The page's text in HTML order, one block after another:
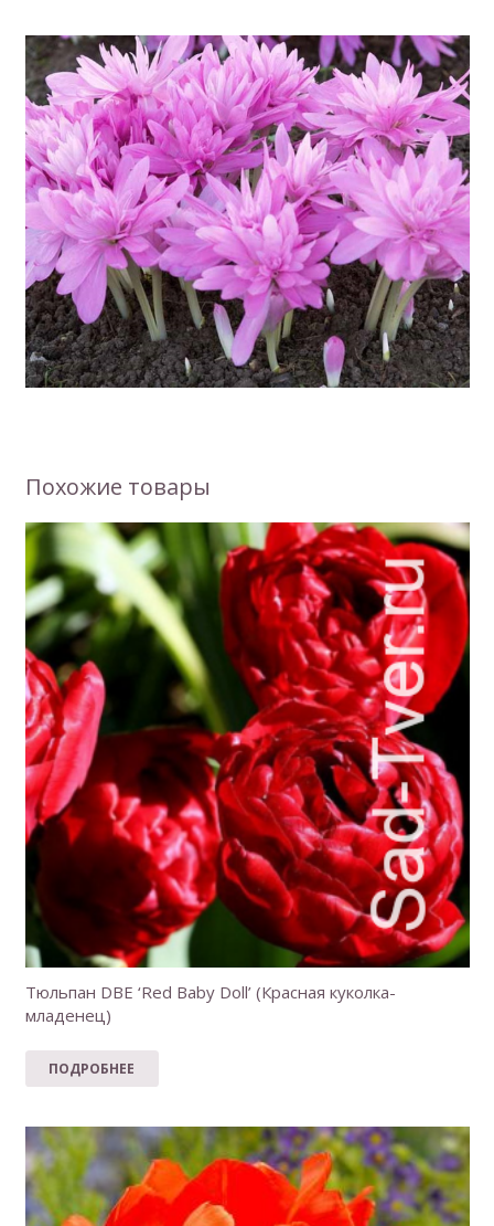
Похожие товары
Тюльпан DBE ‘Red Baby Doll’ (Красная куколка-
младенец)
ПОДРОБНЕЕ